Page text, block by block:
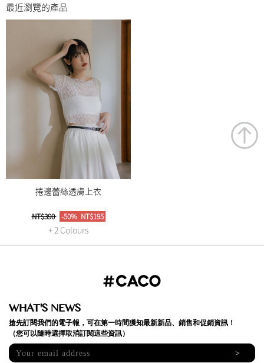
最近瀏覽的產品
捲邊蕾絲透膚上衣
NT$390 -50% NT$195
+ 2 Colours
WHAT'S NEWS
搶先訂閱我們的電子報，可在第一時間獲知最新新品、銷售和促銷資訊！
（您可以隨時選擇取消訂閱這些資訊）
>